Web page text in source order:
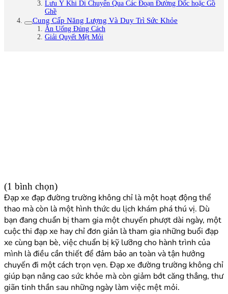
Lưu Ý Khi Di Chuyển Qua Các Đoạn Đường Dốc hoặc Gồ
Ghề
Cung Cấp Năng Lượng Và Duy Trì Sức Khỏe
Ăn Uống Đúng Cách
Giải Quyết Mệt Mỏi
(1 bình chọn)
Đạp xe đạp đường trường không chỉ là một hoạt động thể
thao mà còn là một hình thức du lịch khám phá thú vị. Dù
bạn đang chuẩn bị tham gia một chuyến phượt dài ngày, một
cuộc thi đạp xe hay chỉ đơn giản là tham gia những buổi đạp
xe cùng bạn bè, việc chuẩn bị kỹ lưỡng cho hành trình của
mình là điều cần thiết để đảm bảo an toàn và tận hưởng
chuyến đi một cách trọn vẹn. Đạp xe đường trường không chỉ
giúp bạn nâng cao sức khỏe mà còn giảm bớt căng thẳng, thư
giãn tinh thần sau những ngày làm việc mệt mỏi.